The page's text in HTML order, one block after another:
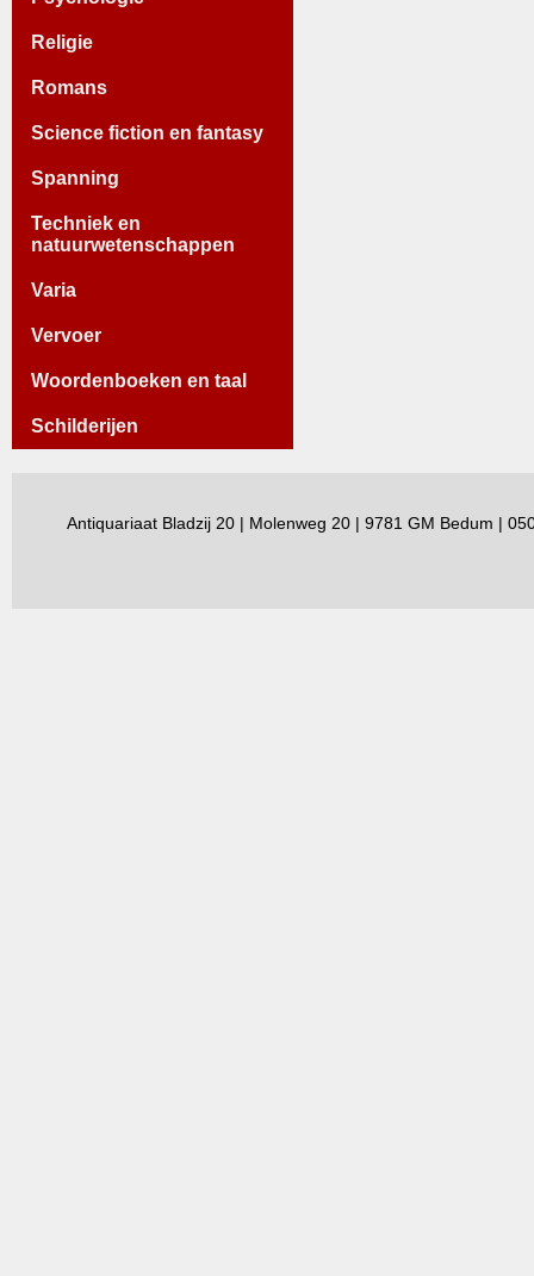
Religie
Romans
Science fiction en fantasy
Spanning
Techniek en
natuurwetenschappen
Varia
Vervoer
Woordenboeken en taal
Schilderijen
Antiquariaat Bladzij 20 | Molenweg 20 | 9781 GM Bedum |